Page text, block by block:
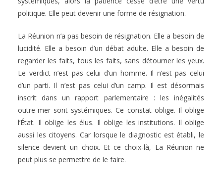
politique. Elle peut devenir une forme de résignation.
La Réunion n’a pas besoin de résignation. Elle a besoin de
lucidité. Elle a besoin d’un débat adulte. Elle a besoin de
regarder les faits, tous les faits, sans détourner les yeux.
Le verdict n’est pas celui d’un homme. Il n’est pas celui
d’un parti. Il n’est pas celui d’un camp. Il est désormais
inscrit dans un rapport parlementaire : les inégalités
outre-mer sont systémiques. Ce constat oblige. Il oblige
l’État. Il oblige les élus. Il oblige les institutions. Il oblige
aussi les citoyens. Car lorsque le diagnostic est établi, le
silence devient un choix. Et ce choix-là, La Réunion ne
peut plus se permettre de le faire.